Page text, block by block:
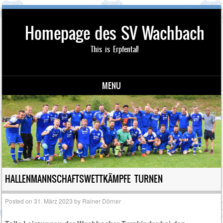
Homepage des SV Wachbach
This is Erpfental!
MENU
Skip to content
HALLENMANNSCHAFTSWETTKÄMPFE TURNEN
Posted on31. März 2023 by Rainer Dörner